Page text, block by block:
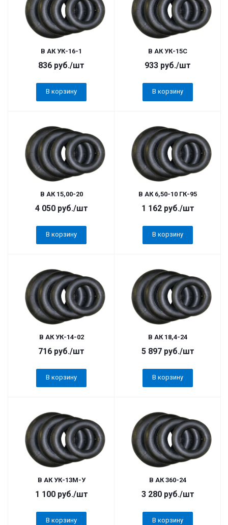
В АК УК-16-1
836 руб./шт
В корзину
В АК УК-15С
933 руб./шт
В корзину
В АК 15,00-20
4 050руб./шт
В корзину
В АК 6,50-10 ГК-95
1 162руб./шт
В корзину
В АК УК-14-02
716 руб./шт
В корзину
В АК 18,4-24
5 897руб./шт
В корзину
В АК УК-13М-У
1 100руб./шт
В корзину
В АК 360-24
3 280руб./шт
В корзину